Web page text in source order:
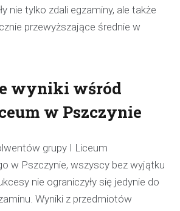
nie tylko zdali egzaminy, ale także
przewyższające średnie w
wyniki wśród
w Pszczynie
grupy I Liceum
w Pszczynie, wszyscy bez wyjątku
nie ograniczyły się jedynie do
Wyniki z przedmiotów